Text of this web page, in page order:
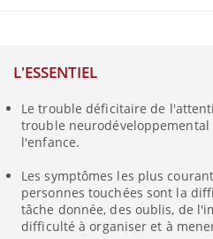
L'ESSENTIEL
Le trouble déficitaire de
trouble
l'enfance.
Les symptômes les plus
personnes touchées sont la
tâche donnée, des oublis, de
difficulté à organiser et à
Comment gérer le
sommeil des enfants en
vacances ?
Bilan prévention : ce que
les kinés pourront
bientôt faire